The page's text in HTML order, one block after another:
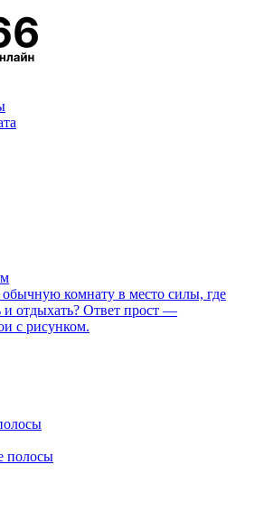
обычную комнату в место силы, где
и отдыхать? Ответ прост —
с рисунком.
полосы